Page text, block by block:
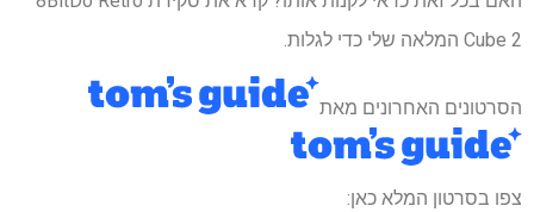
Cube 2 המלאה שלי כדי לגלות.
הסרטונים האחרונים מאת
צפו בסרטון המלא כאן: